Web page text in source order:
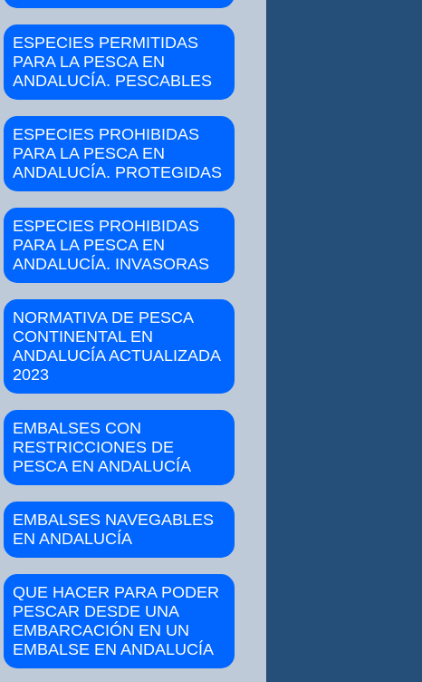
ESPECIES PERMITIDAS
PARA LA PESCA EN
ANDALUCÍA. PESCABLES
ESPECIES PROHIBIDAS
PARA LA PESCA EN
ANDALUCÍA. PROTEGIDAS
ESPECIES PROHIBIDAS
PARA LA PESCA EN
ANDALUCÍA. INVASORAS
NORMATIVA DE PESCA
CONTINENTAL EN
ANDALUCÍA ACTUALIZADA
2023
EMBALSES CON
RESTRICCIONES DE
PESCA EN ANDALUCÍA
EMBALSES NAVEGABLES
EN ANDALUCÍA
QUE HACER PARA PODER
PESCAR DESDE UNA
EMBARCACIÓN EN UN
EMBALSE EN ANDALUCÍA